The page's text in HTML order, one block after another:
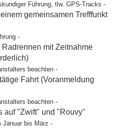
Führung, tlw. GPS-Tracks -
gemeinsamen Trefffunkt
-
Radrennen mit Zeitnahme
beachten -
Fahrt (Voranmeldung
beachten -
auf "Zwift" und "Rouvy"
Januar bis März -